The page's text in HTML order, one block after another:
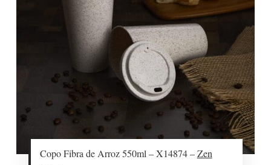
Copo Fibra de Arroz 550ml – X14874 –Zen